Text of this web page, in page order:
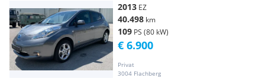
2013 EZ
40.498 km
109 PS (80 kW)
Privat
3004 Flachberg
€ 6.900